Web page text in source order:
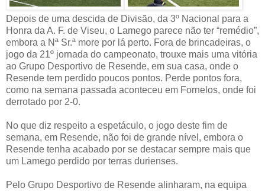
Depois de uma descida de Divisão, da 3º Nacional para a
Honra da A. F. de Viseu, o Lamego parece não ter “remédio”,
embora a Nª Sr.ª more por lá perto. Fora de brincadeiras, o
jogo da 21º jornada do campeonato, trouxe mais uma vitória
ao Grupo Desportivo de Resende, em sua casa, onde o
Resende tem perdido poucos pontos. Perde pontos fora,
como na semana passada aconteceu em Fornelos, onde foi
derrotado por 2-0.
No que diz respeito a espetáculo, o jogo deste fim de
semana, em Resende, não foi de grande nível, embora o
Resende tenha acabado por se destacar sempre mais que
um Lamego perdido por terras durienses.
Pelo Grupo Desportivo de Resende alinharam, na equipa